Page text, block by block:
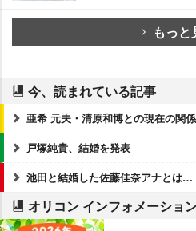
もっと
今、読まれている記事
亜希 元夫・清原和博との現在の関係
戸塚純貴、結婚を発表
池田と結婚した佐藤佳奈アナとは…
オリコン インフォメーショ